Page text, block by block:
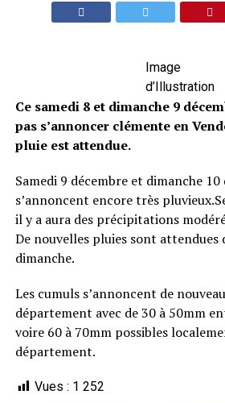
Image
d’Illustration
Ce samedi 8 et dimanche 9
pas s’annoncer clémente en
pluie est attendue.
Samedi 9 décembre et dimanche 10
s’annoncent encore très
il y a aura des précipitations
De nouvelles pluies sont attendues
dimanche.
Les cumuls s’annoncent de
département avec de 30 à 50mm
voire 60 à 70mm possibles
département.
Vues : 1 252